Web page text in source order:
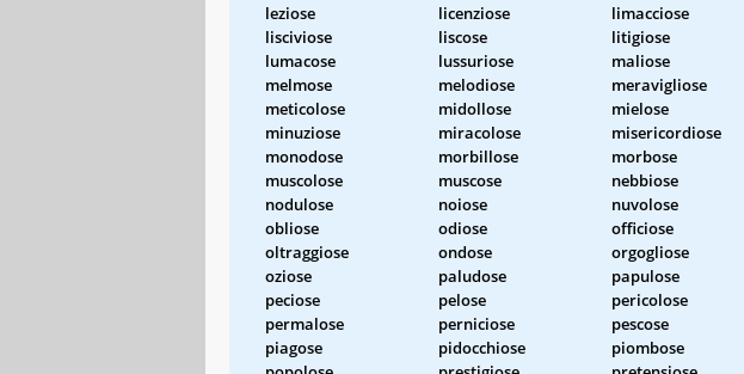
leziose
licenziose limacciose
lisciviose
liscose litigiose
lumacose
lussuriose maliose
melmose
melodiose meravigliose
meticolose
midollose mielose
minuziose
miracolose misericordiose
monodose
morbillose morbose
muscolose
muscose nebbiose
nodulose
noiose nuvolose
obliose
odiose officiose
oltraggiose
ondose orgogliose
oziose
paludose papulose
peciose
pelose pericolose
permalose
perniciose pescose
piagose
pidocchiose piombose